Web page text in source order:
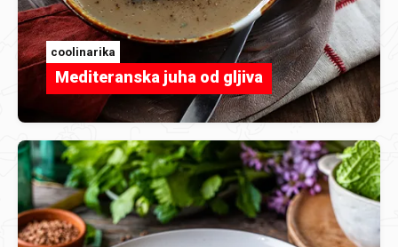
coolinarika
Mediteranska juha od gljiva